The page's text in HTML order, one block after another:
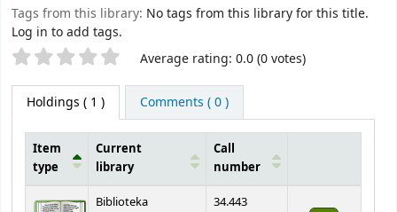
Tags from this library: No tags from this library for this title.
Log in to add tags.
Star ratings Average rating: 0.0 (0 votes)
Holdings ( 1 ) Comments ( 0 )
Item
type
Current
library
Call
number
Biblioteka
34.443